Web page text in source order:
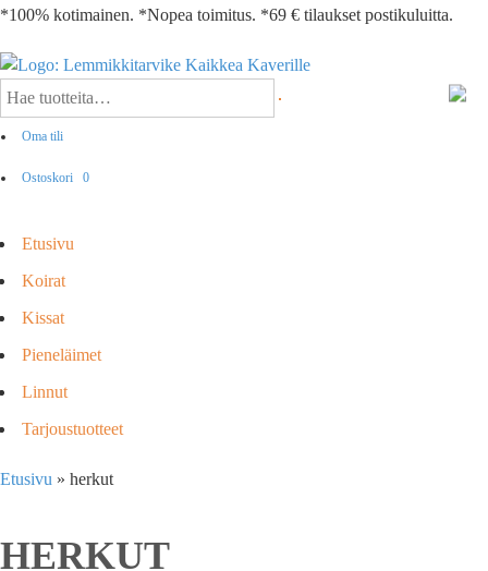
*100% kotimainen. *Nopea toimitus. *69 € tilaukset postikuluitta.
Oma tili
Ostoskori 0
Etusivu
Koirat
Kissat
Pieneläimet
Linnut
Tarjoustuotteet
Etusivu » herkut
HERKUT